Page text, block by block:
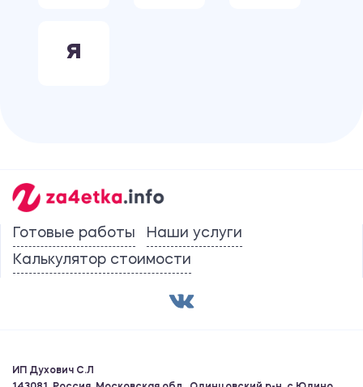
Я
Готовые работы
Наши услуги
Калькулятор стоимости
ИП Духович С.Л